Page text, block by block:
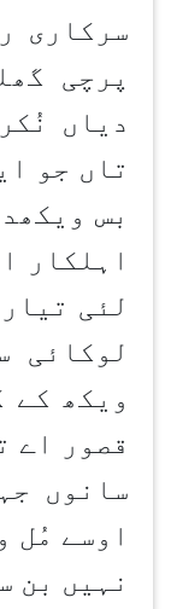
سرکاری
پرچی
دیاں
تاں جو
بس
اہلکار
لئی
لوکائی
ویکھ کے
قصور اے
سانوں
اوسے مُل
نہیں بن